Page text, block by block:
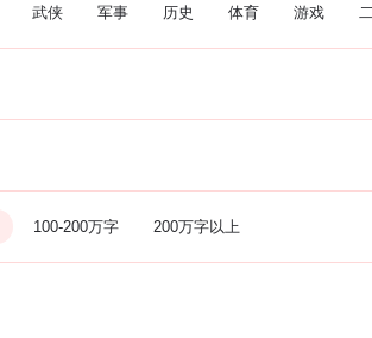
武侠 军事 历史 体育 游戏
100-200万字 200万字以上